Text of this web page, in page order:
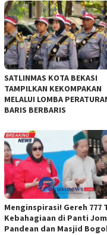
SATLINMAS KOTA BEKASI
TAMPILKAN KEKOMPAKAN
MELALUI LOMBA
BARIS BERBARIS
Menginspirasi! Gereh 777
Kebahagiaan di Panti
Pandean dan Masjid